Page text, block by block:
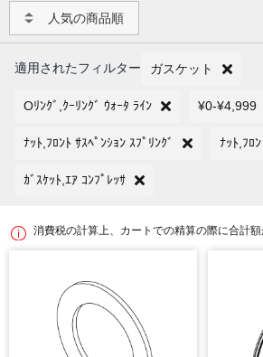
人気の商品順
適用されたフィルター ガスケット
Oﾘﾝｸﾞ,ｸｰﾘﾝｸﾞ ｳｫｰﾀ ﾗｲﾝ ¥0-¥4,999
ﾅｯﾄ,ﾌﾛﾝﾄ ｻｽﾍﾟﾝｼｮﾝ ｽﾌﾟﾘﾝｸﾞ ﾅｯﾄ,ﾌﾛ
ｶﾞｽｹｯﾄ,ｴｱ ｺﾝﾌﾟﾚｯｻ
消費税の計算上、カートでの精算の際に合計額